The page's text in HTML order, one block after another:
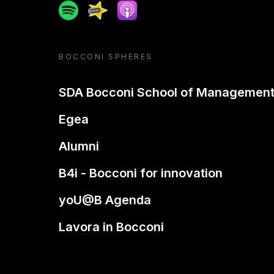
SpotifySpreakerApple podcast
BOCCONI SPHERES
SDA Bocconi School of Management
Egea
Alumni
B4i - Bocconi for innovation
yoU@B Agenda
Lavora in Bocconi